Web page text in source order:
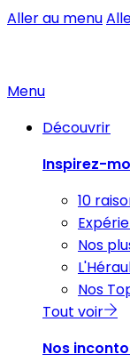
Aller au menu
Menu
Découvrir
Inspirez-
10
Nos
Nos
Tout voir
Nos